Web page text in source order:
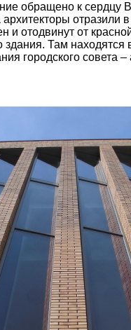
обращено к сердцу
архитекторы
и отодвинут от
здания. Там
городского совета